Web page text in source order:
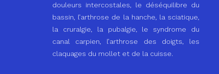
douleurs intercostales, le déséquilibre du
bassin, l’arthrose de la hanche, la sciatique,
la cruralgie, la pubalgie, le syndrome du
canal carpien, l’arthrose des doigts, les
claquages du mollet et de la cuisse.